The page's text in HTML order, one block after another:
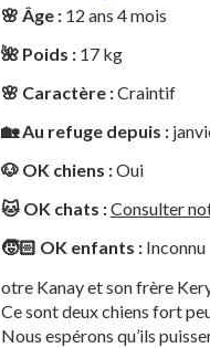
🌸 Âge :12 ans 4 mois
🌺 Poids :17 kg
🌸 Caractère :Craintif
🏡 Au refuge depuis :
🐶 OK chiens :Oui
🐱 OK chats :Consulter
🧒🏻 OK enfants :Inconnu
otre Kanay et son frère
Ce sont deux chiens fort
Nous espérons qu’ils